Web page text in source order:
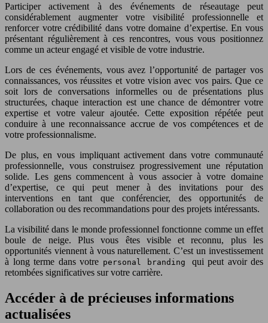
Participer activement à des événements de réseautage peut
considérablement augmenter votre visibilité professionnelle et
renforcer votre crédibilité dans votre domaine d’expertise. En vous
présentant régulièrement à ces rencontres, vous vous positionnez
comme un acteur engagé et visible de votre industrie.
Lors de ces événements, vous avez l’opportunité de partager vos
connaissances, vos réussites et votre vision avec vos pairs. Que ce
soit lors de conversations informelles ou de présentations plus
structurées, chaque interaction est une chance de démontrer votre
expertise et votre valeur ajoutée. Cette exposition répétée peut
conduire à une reconnaissance accrue de vos compétences et de
votre professionnalisme.
De plus, en vous impliquant activement dans votre communauté
professionnelle, vous construisez progressivement une réputation
solide. Les gens commencent à vous associer à votre domaine
d’expertise, ce qui peut mener à des invitations pour des
interventions en tant que conférencier, des opportunités de
collaboration ou des recommandations pour des projets intéressants.
La visibilité dans le monde professionnel fonctionne comme un effet
boule de neige. Plus vous êtes visible et reconnu, plus les
opportunités viennent à vous naturellement. C’est un investissement
à long terme dans votre personal branding qui peut avoir des
retombées significatives sur votre carrière.
Accéder à de précieuses informations
actualisées